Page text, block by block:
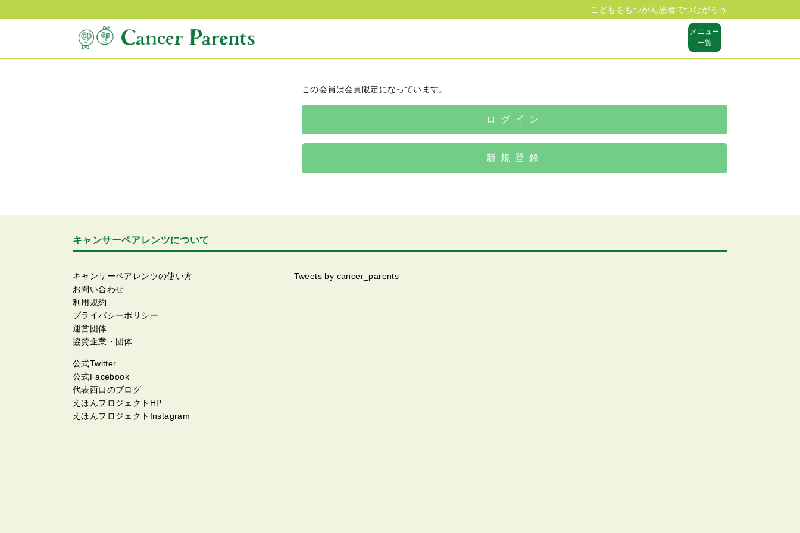
こどもをもつがん患者でつながろう
メニュー
一覧
この会員は会員限定になっています。
ログイン
新規登録
キャンサーペアレンツについて
キャンサーペアレンツの使い方
お問い合わせ
利用規約
プライバシーポリシー
運営団体
協賛企業・団体
公式Twitter
公式Facebook
代表西口のブログ
えほんプロジェクトHP
えほんプロジェクトInstagram
Tweets by cancer_parents